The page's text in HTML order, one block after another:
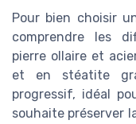
Pour bien choisir
comprendre les
pierre ollaire et
et en stéatite
progressif, idéal
souhaite préserver